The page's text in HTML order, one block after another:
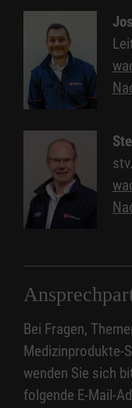
vollständig
neu
technischen
einer
Team von ca.
Voll- und
Freiwillige).
Bei Fragen,
Medizinprodukte-
wenden Sie sich
folgende E-Mail-